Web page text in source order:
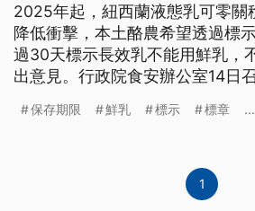
2025年起，紐西蘭液態乳可零關
降低衝擊，本土酪農希望透過標
過30天標示長效乳不能用鮮乳，
出意見。行政院食安辦公室14日
得相關標章，才能標示為鮮乳，
保存期限 鮮乳 標示 標章 ...
1